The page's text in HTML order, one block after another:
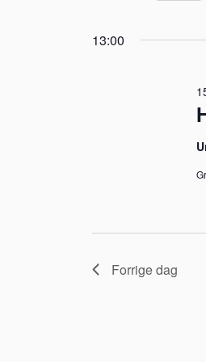
nøgleord.
13:00
Forrige dag